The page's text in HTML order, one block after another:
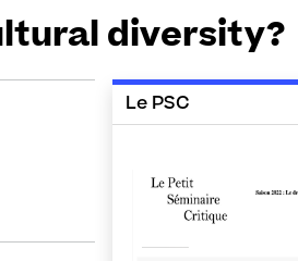
diversity?
Le PSC